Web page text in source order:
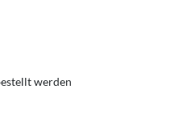
werden